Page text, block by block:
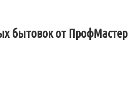
бытовок от ПрофМастер